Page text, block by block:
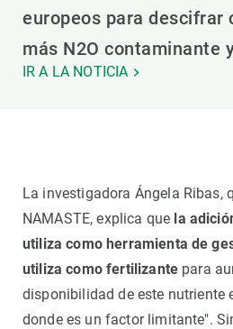
europeos para descifrar
más N2O contaminante
IR A LA NOTICIA
La investigadora Ángela Ribas,
NAMASTE, explica que la
utiliza como herramienta de
utiliza como fertilizante para
disponibilidad de este nutriente
donde es un factor limitante".